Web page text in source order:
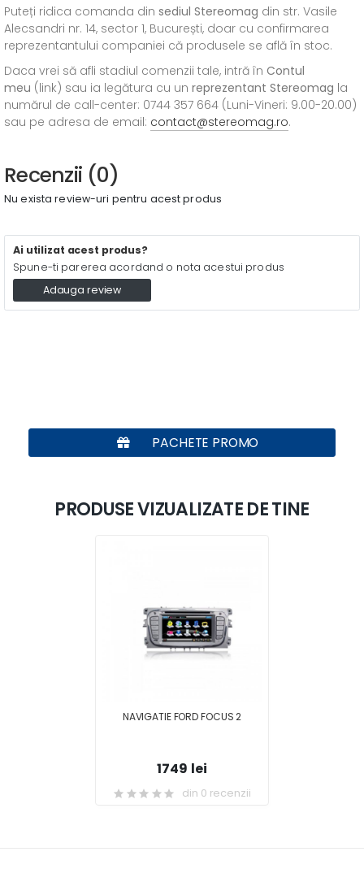
Puteți ridica comanda din sediul Stereomag din str. Vasile
Alecsandri nr. 14, sector 1, București, doar cu confirmarea
reprezentantului companiei că produsele se află în stoc.
Daca vrei să afli stadiul comenzii tale, intră în Contul
meu (link) sau ia legătura cu un reprezentant Stereomag la
numărul de call-center: 0744 357 664 (Luni-Vineri: 9.00-20.00)
sau pe adresa de email: contact@stereomag.ro.
Recenzii (0)
Nu exista review-uri pentru acest produs
Ai utilizat acest produs?
Spune-ti parerea acordand o nota acestui produs
Adauga review
PACHETE PROMO
PRODUSE VIZUALIZATE DE TINE
NAVIGATIE FORD FOCUS 2
1749 lei
din 0 recenzii